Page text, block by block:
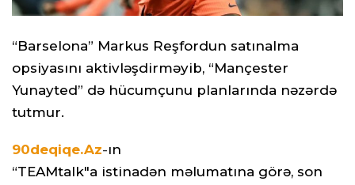
“Barselona” Markus Reşfordun satınalma
opsiyasını aktivləşdirməyib, “Mançester
Yunayted” də hücumçunu planlarında nəzərdə
tutmur.
90deqiqe.Az-ın
“TEAMtalk"a istinadən məlumatına görə, son